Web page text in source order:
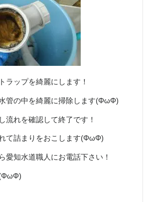
ラップを綺麗にします！
管の中を綺麗に掃除します(ΦωΦ)
流れを確認して終了です！
て詰まりをおこします(ΦωΦ)
愛知水道職人にお電話下さい！
(ΦωΦ)